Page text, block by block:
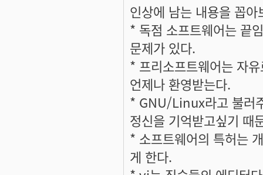
인상에 남는 내용을 꼽아
* 독점 소프트웨어는 끝
문제가 있다.
* 프리소프트웨어는 자
언제나 환영받는다.
* GNU/Linux라고 불러
정신을 기억받고싶기 때
* 소프트웨어의 특허는
게 한다.